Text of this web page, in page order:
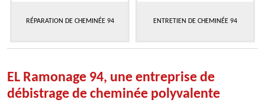
RÉPARATION DE CHEMINÉE 94 ENTRETIEN DE CHEMINÉE 94
EL Ramonage 94, une entreprise de
débistrage de cheminée polyvalente